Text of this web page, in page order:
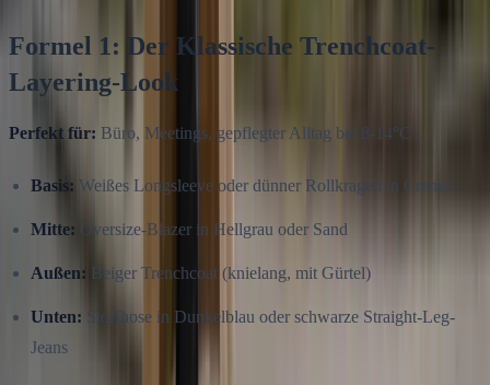
Formel 1: Der Klassische Trenchcoat-
Layering-Look
Perfekt für: Büro, Meetings, gepflegter Alltag bei 8-14°C
Basis: Weißes Longsleeve oder dünner Rollkragen in Creme
Mitte: Oversize-Blazer in Hellgrau oder Sand
Außen: Beiger Trenchcoat (knielang, mit Gürtel)
Unten: Stoffhose in Dunkelblau oder schwarze Straight-Leg-
Jeans